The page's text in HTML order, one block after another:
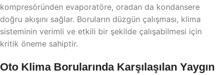
kompresöründen evaporatöre, oradan da kondansere
doğru akışını sağlar. Boruların düzgün çalışması, klima
sisteminin verimli ve etkili bir şekilde çalışabilmesi için
kritik öneme sahiptir.
Oto Klima Borularında Karşılaşılan Yaygın